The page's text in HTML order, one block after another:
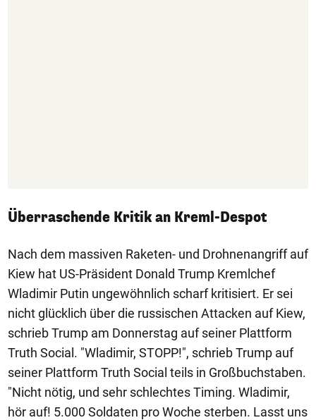
Überraschende Kritik an Kreml-Despot
Nach dem massiven Raketen- und Drohnenangriff auf
Kiew hat US-Präsident Donald Trump Kremlchef
Wladimir Putin ungewöhnlich scharf kritisiert. Er sei
nicht glücklich über die russischen Attacken auf Kiew,
schrieb Trump am Donnerstag auf seiner Plattform
Truth Social. "Wladimir, STOPP!", schrieb Trump auf
seiner Plattform Truth Social teils in Großbuchstaben.
"Nicht nötig, und sehr schlechtes Timing. Wladimir,
hör auf! 5.000 Soldaten pro Woche sterben. Lasst uns